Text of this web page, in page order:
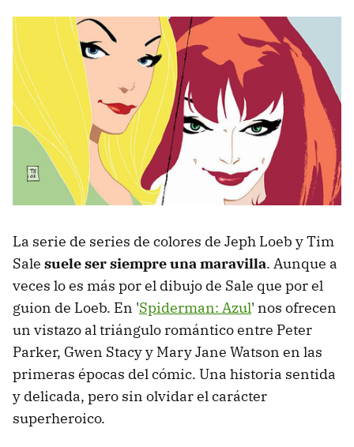
La serie de series de colores de Jeph Loeb y Tim
Sale suele ser siempre una maravilla. Aunque a
veces lo es más por el dibujo de Sale que por el
guion de Loeb. En 'Spiderman: Azul' nos ofrecen
un vistazo al triángulo romántico entre Peter
Parker, Gwen Stacy y Mary Jane Watson en las
primeras épocas del cómic. Una historia sentida
y delicada, pero sin olvidar el carácter
superheroico.